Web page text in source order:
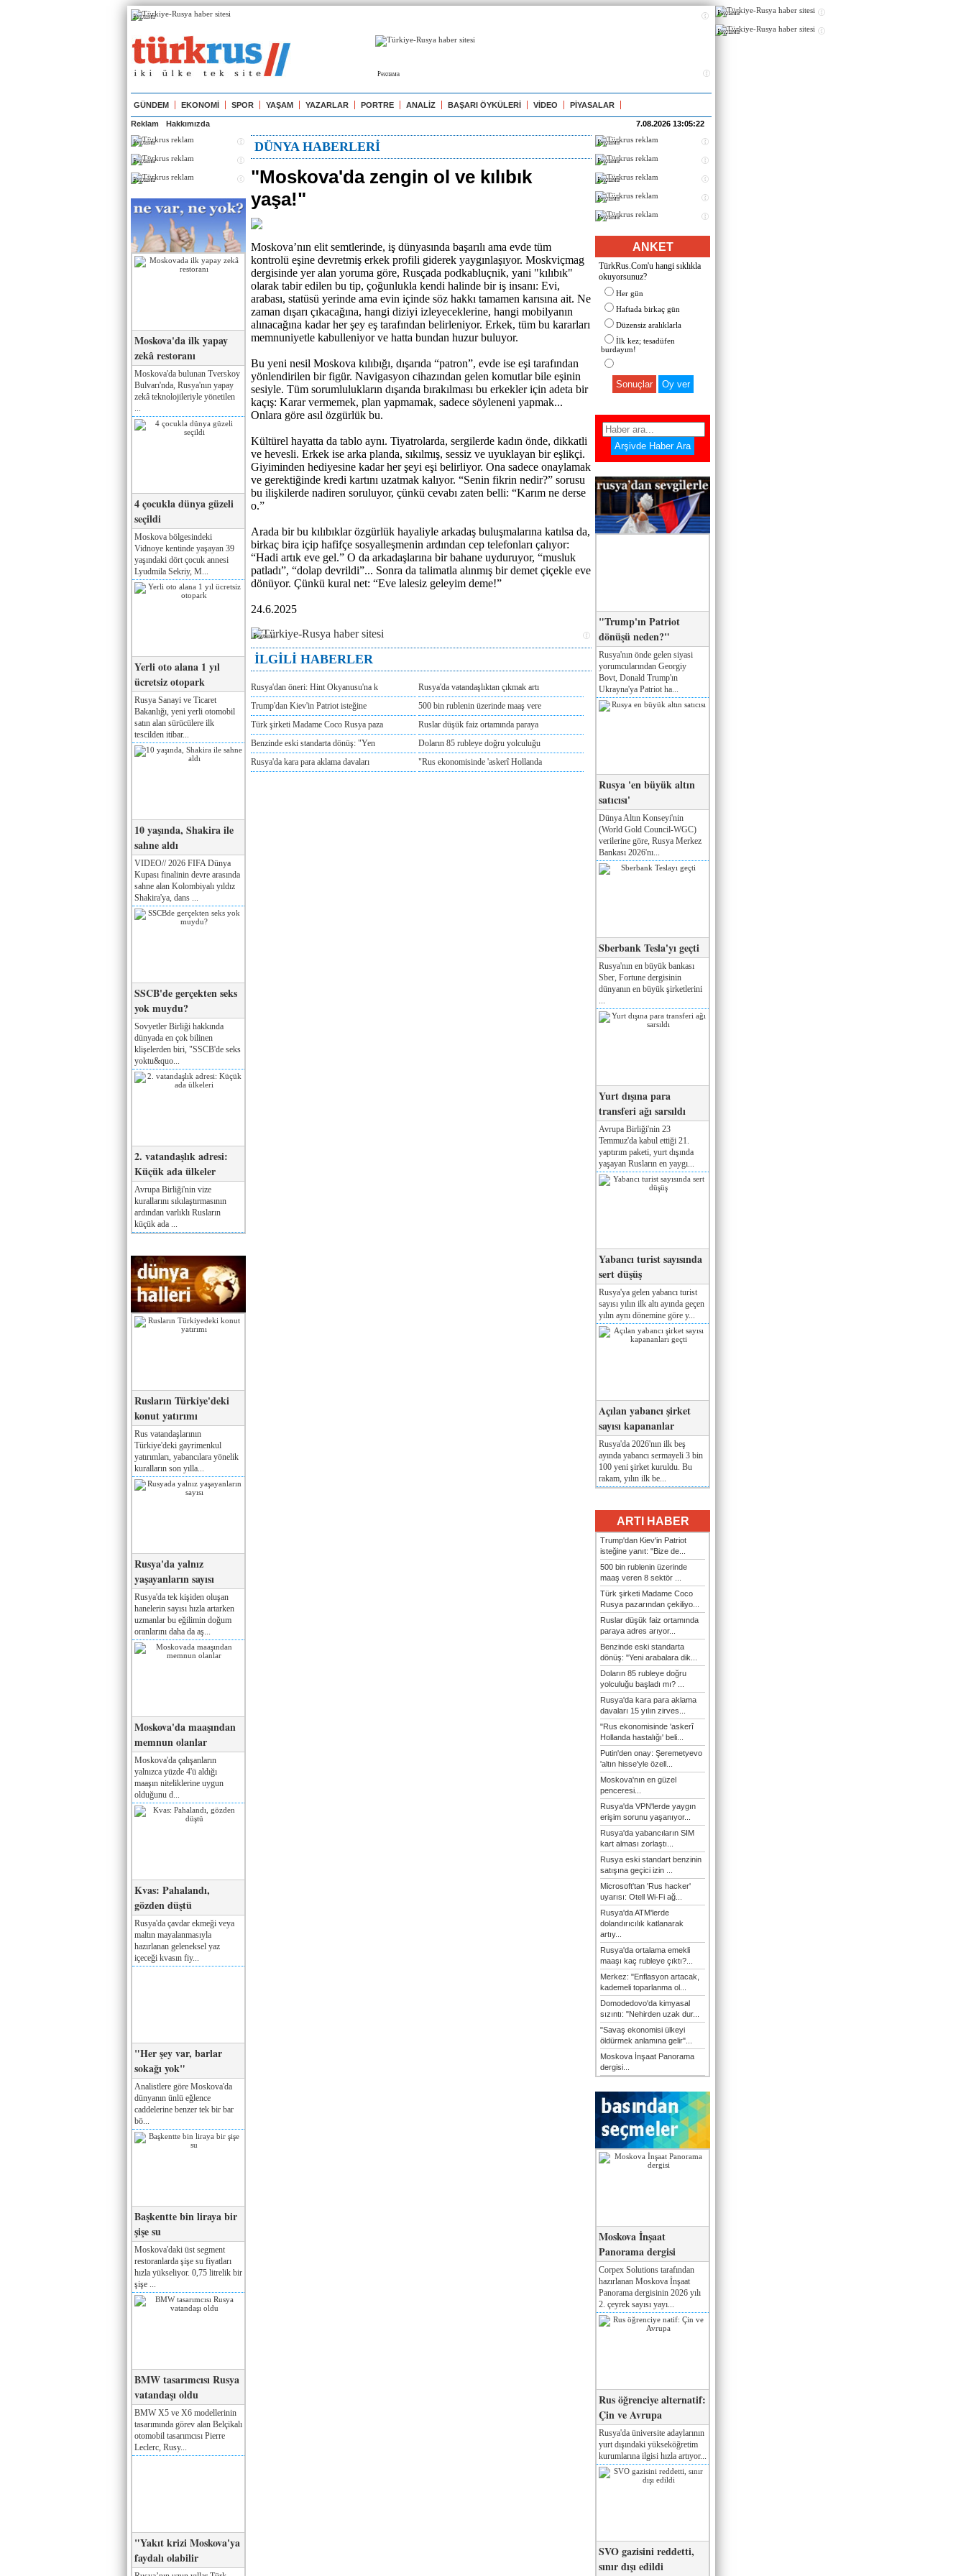
Реклама
Реклама
GÜNDEM EKONOMİ SPOR YAŞAM YAZARLAR PORTRE ANALİZ BAŞARI ÖYKÜLERİ VİDEO PİYASALAR
Reklam Hakkımızda 7.08.2026 13:05:22
Реклама
Реклама
Реклама
Moskova'da ilk yapay
zekâ restoranı
Moskova'da bulunan Tverskoy
Bulvarı'nda, Rusya'nın yapay
zekâ teknolojileriyle yönetilen
4 çocukla dünya güzeli
seçildi
Moskova bölgesindeki
Vidnoye kentinde yaşayan 39
yaşındaki dört çocuk annesi
Lyudmila Sekriy, M...
Yerli oto alana 1 yıl
ücretsiz otopark
Rusya Sanayi ve Ticaret
Bakanlığı, yeni yerli otomobil
satın alan sürücülere ilk
tescilden itibar...
10 yaşında, Shakira ile
sahne aldı
VIDEO// 2026 FIFA Dünya
Kupası finalinin devre arasında
sahne alan Kolombiyalı yıldız
Shakira'ya, dans ...
SSCB'de gerçekten seks
yok muydu?
Sovyetler Birliği hakkında
dünyada en çok bilinen
klişelerden biri, "SSCB'de seks
yoktu&quo...
2. vatandaşlık adresi:
Küçük ada ülkeler
Avrupa Birliği'nin vize
kurallarını sıkılaştırmasının
ardından varlıklı Rusların
küçük ada ...
Rusların Türkiye'deki
konut yatırımı
Rus vatandaşlarının
Türkiye'deki gayrimenkul
yatırımları, yabancılara yönelik
kuralların son yılla...
Rusya'da yalnız
yaşayanların sayısı
Rusya'da tek kişiden oluşan
hanelerin sayısı hızla artarken
uzmanlar bu eğilimin doğum
oranlarını daha da aş...
Moskova'da maaşından
memnun olanlar
Moskova'da çalışanların
yalnızca yüzde 4'ü aldığı
maaşın niteliklerine uygun
olduğunu d...
Kvas: Pahalandı,
gözden düştü
Rusya'da çavdar ekmeği veya
maltın mayalanmasıyla
hazırlanan geleneksel yaz
içeceği kvasın fiy...
"Her şey var, barlar
sokağı yok"
Analistlere göre Moskova'da
dünyanın ünlü eğlence
caddelerine benzer tek bir bar
bö...
Başkentte bin liraya bir
şişe su
Moskova'daki üst segment
restoranlarda şişe su fiyatları
hızla yükseliyor. 0,75 litrelik bir
şişe ...
BMW tasarımcısı Rusya
vatandaşı oldu
BMW X5 ve X6 modellerinin
tasarımında görev alan Belçikalı
otomobil tasarımcısı Pierre
Leclerc, Rusy...
"Yakıt krizi Moskova'ya
faydalı olabilir
DÜNYA HABERLERİ
"Moskova'da zengin ol ve kılıbık
yaşa!"
Moskova’nın elit semtlerinde, iş dünyasında başarılı ama evde tüm
kontrolü eşine devretmiş erkek profili giderek yaygınlaşıyor. Moskviçmag
dergisinde yer alan yoruma göre, Rusçada podkabluçnik, yani "kılıbık"
olarak tabir edilen bu tip, çoğunlukla kendi halinde bir iş insanı: Evi,
arabası, statüsü yerinde ama evin içinde söz hakkı tamamen karısına ait. Ne
zaman dışarı çıkacağına, hangi diziyi izleyeceklerine, hangi mobilyanın
alınacağına kadar her şey eş tarafından belirleniyor. Erkek, tüm bu kararları
memnuniyetle kabulleniyor ve hatta bundan huzur buluyor.
Bu yeni nesil Moskova kılıbığı, dışarıda “patron”, evde ise eşi tarafından
yönlendirilen bir figür. Navigasyon cihazından gelen komutlar bile eşinin
sesiyle. Tüm sorumlulukların dışarıda bırakılması bu erkekler için adeta bir
kaçış: Karar vermemek, plan yapmamak, sadece söyleneni yapmak...
Onlara göre asıl özgürlük bu.
Kültürel hayatta da tablo aynı. Tiyatrolarda, sergilerde kadın önde, dikkatli
ve hevesli. Erkek ise arka planda, sıkılmış, sessiz ve uyuklayan bir eşlikçi.
Giyiminden hediyesine kadar her şeyi eşi belirliyor. Ona sadece onaylamak
ve gerektiğinde kredi kartını uzatmak kalıyor. “Senin fikrin nedir?” sorusu
bu ilişkilerde nadiren soruluyor, çünkü cevabı zaten belli: “Karım ne derse
o.”
Arada bir bu kılıbıklar özgürlük hayaliyle arkadaş buluşmalarına katılsa da,
birkaç bira içip hafifçe sosyalleşmenin ardından cep telefonları çalıyor:
“Hadi artık eve gel.” O da arkadaşlarına bir bahane uyduruyor, “musluk
patladı”, “dolap devrildi”... Sonra da talimatla alınmış bir demet çiçekle eve
dönüyor. Çünkü kural net: “Eve lalesiz geleyim deme!”
24.6.2025
Реклама
İLGİLİ HABERLER
Rusya'dan öneri: Hint Okyanusu'na k
Rusya'da vatandaşlıktan çıkmak artı
Trump'dan Kiev'in Patriot isteğine
500 bin rublenin üzerinde maaş vere
Türk şirketi Madame Coco Rusya paza
Ruslar düşük faiz ortamında paraya
Benzinde eski standarta dönüş: "Yen
Doların 85 rubleye doğru yolculuğu
Rusya'da kara para aklama davaları
"Rus ekonomisinde 'askerî Hollanda
Реклама
Реклама
Реклама
Реклама
Реклама
ANKET
TürkRus.Com'u hangi sıklıkla
okuyorsunuz?
Her gün
Haftada birkaç gün
Düzensiz aralıklarla
İlk kez; tesadüfen
burdayım!
Sonuçlar
"Trump'ın Patriot
dönüşü neden?"
Rusya'nın önde gelen siyasi
yorumcularından Georgiy
Bovt, Donald Trump'ın
Ukrayna'ya Patriot ha...
Rusya 'en büyük altın
satıcısı'
Dünya Altın Konseyi'nin
(World Gold Council-WGC)
verilerine göre, Rusya Merkez
Bankası 2026'nı...
Sberbank Tesla'yı geçti
Rusya'nın en büyük bankası
Sber, Fortune dergisinin
dünyanın en büyük şirketlerini
...
Yurt dışına para
transferi ağı sarsıldı
Avrupa Birliği'nin 23
Temmuz'da kabul ettiği 21.
yaptırım paketi, yurt dışında
yaşayan Rusların en yaygı...
Yabancı turist sayısında
sert düşüş
Rusya'ya gelen yabancı turist
sayısı yılın ilk altı ayında geçen
yılın aynı dönemine göre y...
Açılan yabancı şirket
sayısı kapananlar
Rusya'da 2026'nın ilk beş
ayında yabancı sermayeli 3 bin
100 yeni şirket kuruldu. Bu
rakam, yılın ilk be...
ARTI HABER
Trump'dan Kiev'in Patriot
isteğine yanıt: "Bize de...
500 bin rublenin üzerinde
maaş veren 8 sektör ...
Türk şirketi Madame Coco
Rusya pazarından çekiliyo...
Ruslar düşük faiz ortamında
paraya adres arıyor...
Benzinde eski standarta
dönüş: "Yeni arabalara dik...
Doların 85 rubleye doğru
yolculuğu başladı mı? ...
Rusya'da kara para aklama
davaları 15 yılın zirves...
"Rus ekonomisinde 'askerî
Hollanda hastalığı' beli...
Putin'den onay: Şeremetyevo
'altın hisse'yle özell...
Moskova'nın en güzel
penceresi...
Rusya'da VPN'lerde yaygın
erişim sorunu yaşanıyor...
Rusya'da yabancıların SIM
kart alması zorlaştı...
Rusya eski standart benzinin
satışına geçici izin ...
Microsoft'tan 'Rus hacker'
uyarısı: Otell Wi-Fi ağ...
Rusya'da ATM'lerde
dolandırıcılık katlanarak
artıy...
Rusya'da ortalama emekli
maaşı kaç rubleye çıktı?...
Merkez: "Enflasyon artacak,
kademeli toparlanma ol...
Domodedovo'da kimyasal
sızıntı: "Nehirden uzak dur...
"Savaş ekonomisi ülkeyi
öldürmek anlamına gelir"...
Moskova İnşaat Panorama
dergisi...
Moskova İnşaat
Panorama dergisi
Corpex Solutions tarafından
hazırlanan Moskova İnşaat
Panorama dergisinin 2026 yılı
2. çeyrek sayısı yayı...
Rus öğrenciye alternatif:
Çin ve Avrupa
Rusya'da üniversite adaylarının
yurt dışındaki yükseköğretim
kurumlarına ilgisi hızla artıyor...
SVO gazisini reddetti,
sınır dışı edildi
Реклама
Реклама